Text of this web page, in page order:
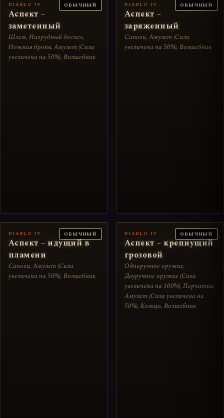
ОБЫЧНЫЙ
DIABLO IV
Аспект –
заметенный
Шлем, Нагрудный доспех,
Ножная броня, Амулет (Сила
увеличена на 50%), Волшебник
ОБЫЧНЫЙ
DIABLO IV
Аспект –
заряженный
Сапоги, Амулет (Сила
увеличена на 50%), Волшебник
ОБЫЧНЫЙ
DIABLO IV
Аспект – идущий в
пламени
Сапоги, Амулет (Сила
увеличена на 50%), Волшебник
ОБЫЧНЫЙ
DIABLO IV
Аспект – крепнущий
грозовой
Одноручное оружие,
Двуручное оружие (Сила
увеличена на 100%), Перчатки,
Амулет (Сила увеличена на
50%), Кольцо, Волшебник